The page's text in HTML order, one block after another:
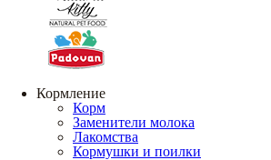
Кормление
Корм
Заменители молока
Лакомства
Кормушки и поилки